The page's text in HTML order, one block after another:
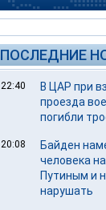
ПОСЛЕДНИЕ
22:40
В ЦАР при
проезда
погибли
20:08
Байден
человека
Путиным и
нарушать